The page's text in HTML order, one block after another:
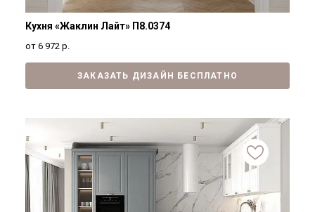
Кухня «Жаклин Лайт» П8.0374
от 6 972 р.
ЗАКАЗАТЬ ДИЗАЙН БЕСПЛАТНО